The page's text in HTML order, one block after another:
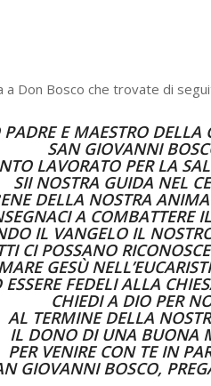
a Don Bosco che trovate di
PADRE E MAESTRO DELLA
SAN GIOVANNI
LAVORATO PER LA
SII NOSTRA GUIDA NEL
DELLA NOSTRA
A COMBATTERE
IL VANGELO IL
CI POSSANO
GESÙ
ESSERE FEDELI ALLA
CHIEDI A DIO PER
AL TERMINE DELLA
IL DONO DI UNA BUONA
PER VENIRE CON TE IN
GIOVANNI BOSCO,